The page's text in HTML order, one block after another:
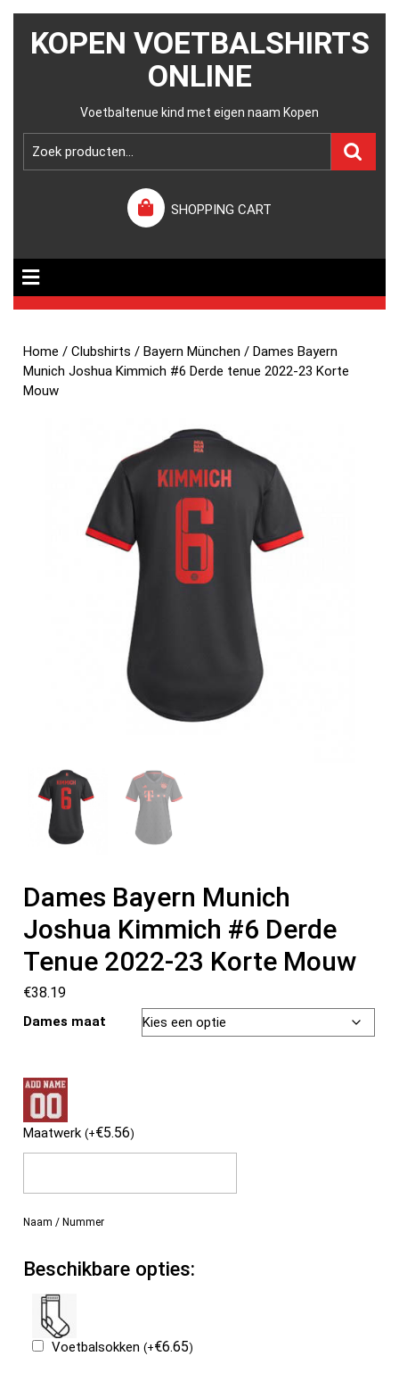
KOPEN VOETBALSHIRTS
ONLINE
Voetbaltenue kind met eigen naam Kopen
SHOPPING CART
Home /Clubshirts /Bayern München / Dames Bayern
Munich Joshua Kimmich #6 Derde tenue 2022-23 Korte
Mouw
Dames Bayern Munich
Joshua Kimmich #6 Derde
Tenue 2022-23 Korte Mouw
€38.19
Dames maat
Maatwerk(+€5.56)
Naam / Nummer
Beschikbare opties:
Voetbalsokken(+€6.65)